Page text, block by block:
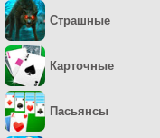
Страшные
Карточные
Пасьянсы